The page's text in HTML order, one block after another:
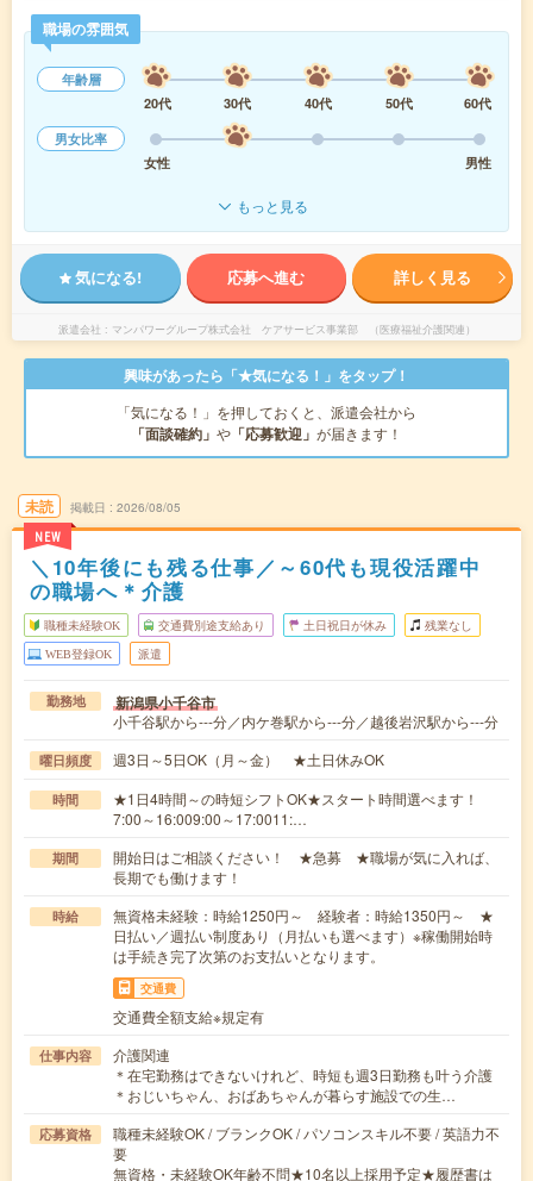
職場の雰囲気
年齢層
20代
30代 40代 50代
60代
男女比率
女性
男性
もっと見る
気になる! 応募へ進む 詳しく見る
派遣会社 マンパワーグループ株式会社 ケアサービス事業部 （医療福祉介護関連）
興味があったら「★気になる！」をタップ！
「気になる！」を押しておくと、派遣会社から
「面談確約」 や 「応募歓迎」 が届きます！
未読
NEW
掲載日 2026/08/05
＼10年後にも残る仕事／～60代も現役活躍中
の職場へ＊介護
職種未経験OK 交通費別途支給あり 土日祝日が休み 残業なし
WEB登録OK 派遣
勤務地 新潟県小千谷市
小千谷駅から---分／内ケ巻駅から---分／越後岩沢駅から---分
曜日頻度 週3日～5日OK（月～金） ★土日休みOK
時間
★1日4時間～の時短シフトOK★スタート時間選べます！
7:00～16:009:00～17:0011:…
期間
開始日はご相談ください！ ★急募 ★職場が気に入れば、
長期でも働けます！
時給
無資格未経験：時給1250円～ 経験者：時給1350円～ ★
日払い／週払い制度あり（月払いも選べます）※稼働開始時
は手続き完了次第のお支払いとなります。
交通費
交通費全額支給※規定有
仕事内容
介護関連
＊在宅勤務はできないけれど、時短も週3日勤務も叶う介護
＊おじいちゃん、おばあちゃんが暮らす施設での生…
応募資格
職種未経験OK / ブランクOK / パソコンスキル不要 / 英語力不
要
無資格・未経験OK年齢不問★10名以上採用予定★履歴書は